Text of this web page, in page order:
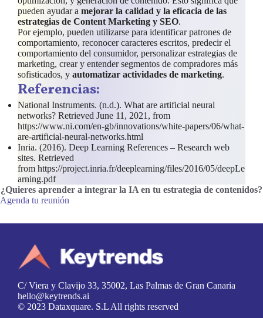
pueden ayudar a mejorar la calidad y la eficacia de las
estrategias de Content Marketing y SEO.
Por ejemplo, pueden utilizarse para identificar patrones de
comportamiento, reconocer caracteres escritos, predecir el
comportamiento del consumidor, personalizar estrategias de
marketing, crear y entender segmentos de compradores más
sofisticados, y automatizar actividades de marketing.
Referencias:
National Instruments. (n.d.). What are artificial neural
networks? Retrieved June 11, 2021, from
https://www.ni.com/en-gb/innovations/white-papers/06/what-
are-artificial-neural-networks.html
Inria. (2016). Deep Learning References – Research web
sites. Retrieved
from https://project.inria.fr/deeplearning/files/2016/05/deepLe
arning.pdf
¿Quieres aprender a integrar la IA en tu estrategia de contenidos?
Agenda tu reunión
C/ Viera y Clavijo 33, 35002, Las Palmas de Gran Canaria
hello@keytrends.ai
© 2023 Dataxquare. S.L All rights reserved